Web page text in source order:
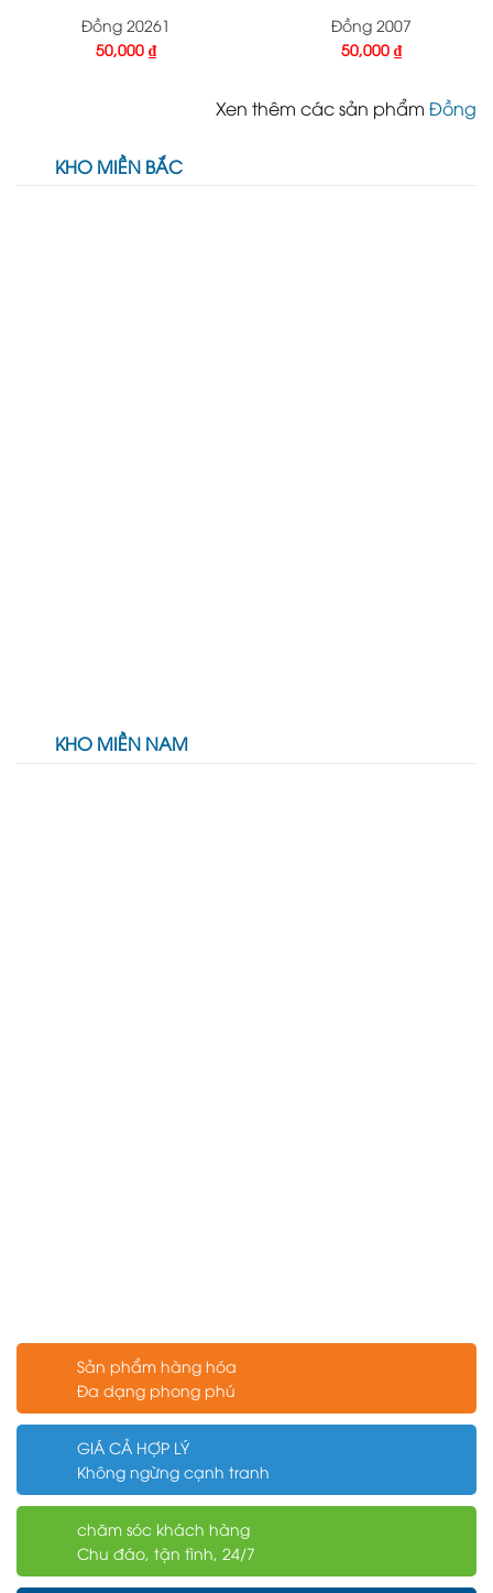
Đồng 20261
50,000 ₫
Đồng 2007
50,000 ₫
Xen thêm các sản phẩm Đồng
KHO MIỀN BẮC
KHO MIỀN NAM
Sản phẩm hàng hóa
Đa dạng phong phú
GIÁ CẢ HỢP LÝ
Không ngừng cạnh tranh
chăm sóc khách hàng
Chu đáo, tận tình, 24/7